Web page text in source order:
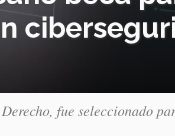
fue seleccionado